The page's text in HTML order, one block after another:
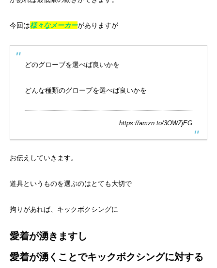
今回は様々なメーカーがありますが
どのグローブを選べば良いかを
どんな種類のグローブを選べば良いかを
https://amzn.to/3OWZjEG
お伝えしていきます。
道具というものを選ぶのはとても大切で
拘りがあれば、キックボクシングに
愛着が湧きますし
愛着が湧くことでキックボクシングに対する